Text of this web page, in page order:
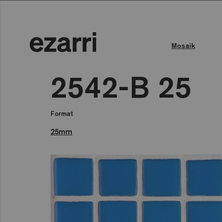
Mosaik
2542-B 25
Format
25mm